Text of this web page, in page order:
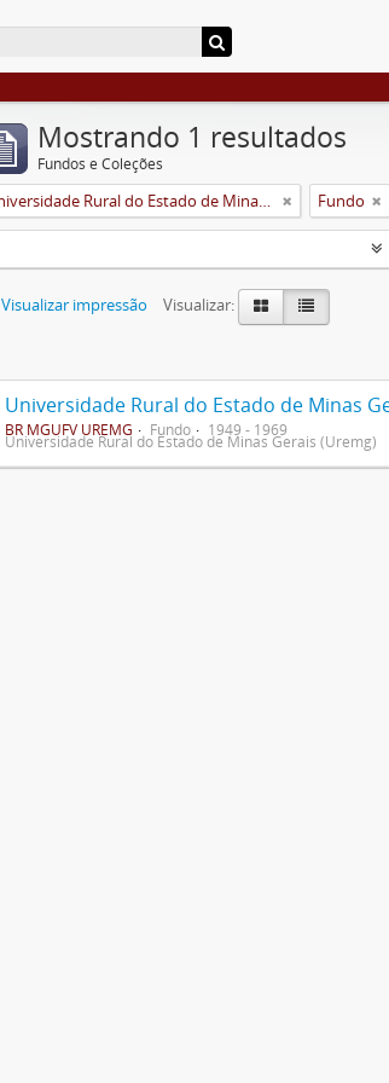
Mostrando 1 resultados
Fundos e Coleções
Universidade Rural do Estado de Minas Gerais (Uremg) Fundo
Visualizar impressão
Visualizar:
Universidade Rural do Estado de Minas
BR MGUFV UREMG Fundo 1949 - 1969
Universidade Rural do Estado de Minas Gerais (Uremg)